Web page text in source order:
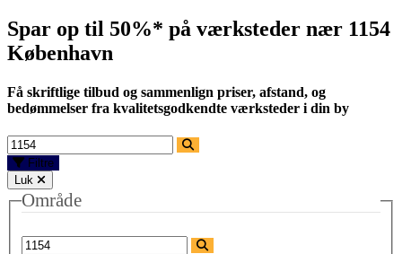
Spar op til 50%* på værksteder nær 1154
København
Få skriftlige tilbud og sammenlign priser, afstand, og
bedømmelser fra kvalitetsgodkendte værksteder i din by
Filtre
Luk
Område